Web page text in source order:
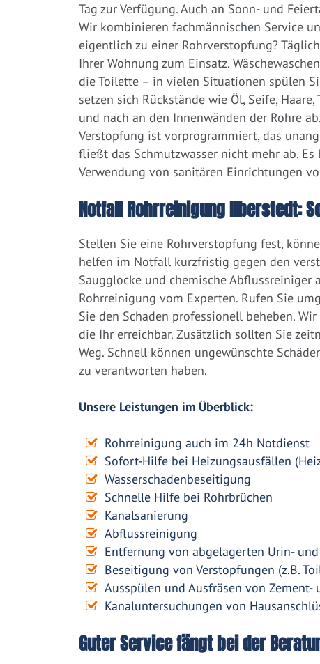
Tag zur Verfügung. Auch an Sonn- und
Wir kombinieren fachmännischen Service
eigentlich zu einer Rohrverstopfung?
Ihrer Wohnung zum Einsatz.
die Toilette – in vielen Situationen spülen
setzen sich Rückstände wie Öl, Seife,
und nach an den Innenwänden der Rohre
Verstopfung ist vorprogrammiert, das
fließt das Schmutzwasser nicht mehr ab.
Verwendung von sanitären Einrichtungen
Notfall Rohrreinigung Ilberstedt:
Stellen Sie eine Rohrverstopfung fest,
helfen im Notfall kurzfristig gegen den
Saugglocke und chemische
Rohrreinigung vom Experten. Rufen Sie
Sie den Schaden professionell beheben.
die Ihr erreichbar. Zusätzlich sollten Sie
Weg. Schnell können ungewünschte
zu verantworten haben.
Unsere Leistungen im Überblick:
Rohrreinigung auch im 24h Notdienst
Sofort-Hilfe bei Heizungsausfällen
Wasserschadenbeseitigung
Schnelle Hilfe bei Rohrbrüchen
Kanalsanierung
Abflussreinigung
Entfernung von abgelagerten Urin- und
Beseitigung von Verstopfungen (z.B.
Ausspülen und Ausfräsen von Zement-
Kanaluntersuchungen von
Guter Service fängt bei der